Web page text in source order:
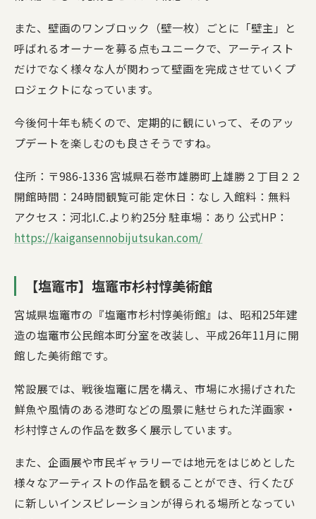
また、壁画のワンブロック（壁一枚）ごとに「壁主」と
呼ばれるオーナーを募る点もユニークで、アーティスト
だけでなく様々な人が関わって壁画を完成させていくプ
ロジェクトになっています。
今後何十年も続くので、定期的に観にいって、そのアッ
プデートを楽しむのも良さそうですね。
住所：〒986-1336 宮城県石巻市雄勝町上雄勝２丁目２２
開館時間：24時間観覧可能 定休日：なし 入館料：無料
アクセス：河北I.C.より約25分 駐車場：あり 公式HP：
https://kaigansennobijutsukan.com/
【塩竈市】塩竈市杉村惇美術館
宮城県塩竈市の『塩竈市杉村惇美術館』は、昭和25年建
造の塩竈市公民館本町分室を改装し、平成26年11月に開
館した美術館です。
常設展では、戦後塩竈に居を構え、市場に水揚げされた
鮮魚や風情のある港町などの風景に魅せられた洋画家・
杉村惇さんの作品を数多く展示しています。
また、企画展や市民ギャラリーでは地元をはじめとした
様々なアーティストの作品を観ることができ、行くたび
に新しいインスピレーションが得られる場所となってい